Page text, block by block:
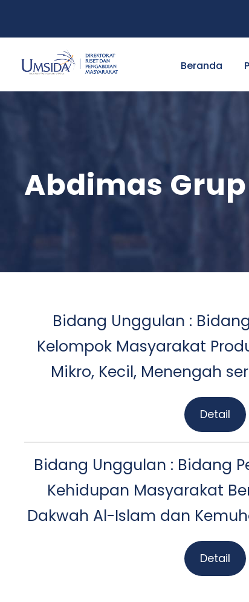
Beranda
Abdimas Grup
Bidang Unggulan :
Kelompok Masyarakat
Mikro, Kecil, Menengah
Detail
Bidang Unggulan : Bidang
Kehidupan Masyarakat
Dakwah Al-Islam dan
Detail